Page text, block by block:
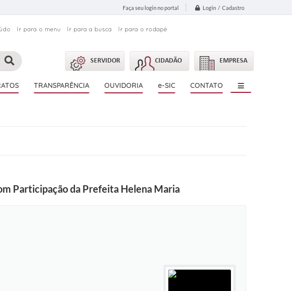
Faça seu login no portal Login / Cadastro
Ir para o menu Ir para a busca Ir para o rodapé
SERVIDOR CIDADÃO EMPRESA
TRANSPARÊNCIA OUVIDORIA e-SIC CONTATO
Participação da Prefeita Helena Maria